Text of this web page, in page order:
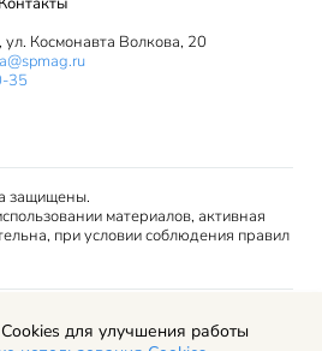
Космонавта Волкова, 20
35
защищены.
материалов, активная
при условии соблюдения правил
сайта и авторские
для улучшения работы